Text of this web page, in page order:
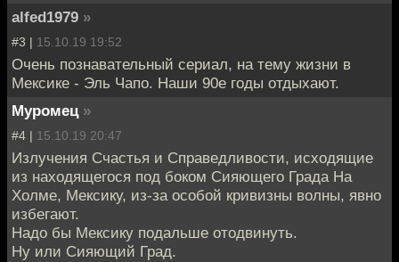
alfed1979 »
#3 | 15.10.19 19:52
Очень познавательный сериал, на тему жизни в
Мексике - Эль Чапо. Наши 90е годы отдыхают.
Муромец »
#4 | 15.10.19 20:47
Излучения Счастья и Справедливости, исходящие
из находящегося под боком Сияющего Града На
Холме, Мексику, из-за особой кривизны волны, явно
избегают.
Надо бы Мексику подальше отодвинуть.
Ну или Сияющий Град.